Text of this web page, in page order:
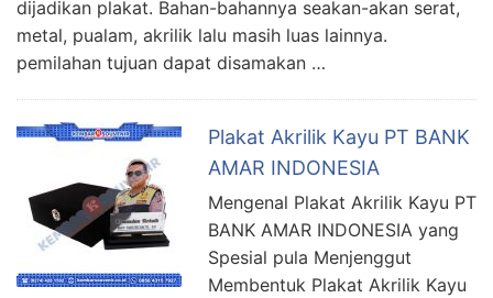
dijadikan plakat. Bahan-bahannya seakan-akan serat,
metal, pualam, akrilik lalu masih luas lainnya.
pemilahan tujuan dapat disamakan …
Plakat Akrilik Kayu PT BANK
AMAR INDONESIA
Mengenal Plakat Akrilik Kayu PT
BANK AMAR INDONESIA yang
Spesial pula Menjenggut
Membentuk Plakat Akrilik Kayu